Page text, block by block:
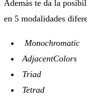
Además te da la
en 5 modalidades
Monochromatic
AdjacentColors
Triad
Tetrad